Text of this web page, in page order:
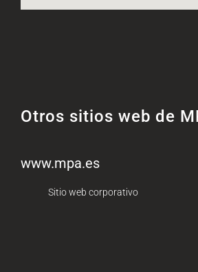
Otros sitios web de
www.mpa.es
Sitio web corporativo